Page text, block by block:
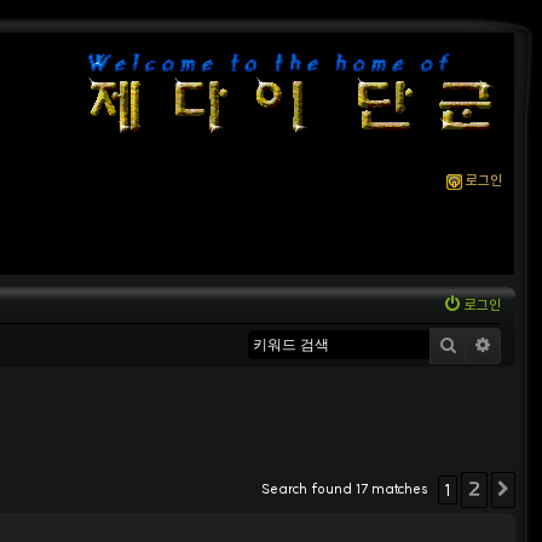
로그인
로그인
검색
Search found 17 matches 1 2